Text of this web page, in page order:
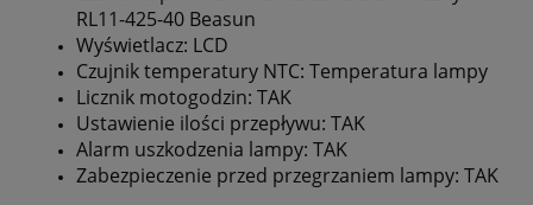
RL11-425-40 Beasun
Wyświetlacz: LCD
Czujnik temperatury NTC: Temperatura lampy
Licznik motogodzin: TAK
Ustawienie ilości przepływu: TAK
Alarm uszkodzenia lampy: TAK
Zabezpieczenie przed przegrzaniem lampy: TAK